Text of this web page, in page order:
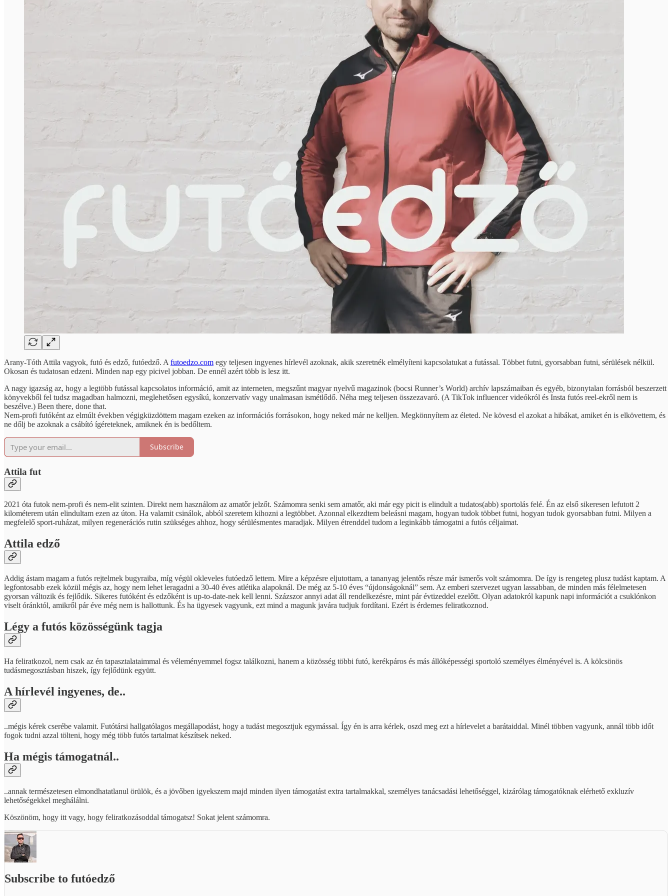
Arany-Tóth Attila vagyok, futó és edző, futóedző. A futoedzo.com egy teljesen ingyenes hírlevél azoknak, akik szeretnék elmélyíteni kapcsolatukat a futással. Többet futni, gyorsabban futni, sérülések nélkül.
Okosan és tudatosan edzeni. Minden nap egy picivel jobban. De ennél azért több is lesz itt.
A nagy igazság az, hogy a legtöbb futással kapcsolatos információ, amit az interneten, megszűnt magyar nyelvű magazinok (bocsi Runner’s World) archív lapszámaiban és egyéb, bizonytalan forrásból beszerzett
könyvekből fel tudsz magadban halmozni, meglehetősen egysíkú, konzervatív vagy unalmasan ismétlődő. Néha meg teljesen összezavaró. (A TikTok influencer videókról és Insta futós reel-ekről nem is
beszélve.) Been there, done that.
Nem-profi futóként az elmúlt években végigküzdöttem magam ezeken az információs forrásokon, hogy neked már ne kelljen. Megkönnyítem az életed. Ne kövesd el azokat a hibákat, amiket én is elkövettem, és
ne dőlj be azoknak a csábító ígéreteknek, amiknek én is bedőltem.
Subscribe
Attila fut
2021 óta futok nem-profi és nem-elit szinten. Direkt nem használom az amatőr jelzőt. Számomra senki sem amatőr, aki már egy picit is elindult a tudatos(abb) sportolás felé. Én az első sikeresen lefutott 2
kilométerem után elindultam ezen az úton. Ha valamit csinálok, abból szeretem kihozni a legtöbbet. Azonnal elkezdtem beleásni magam, hogyan tudok többet futni, hogyan tudok gyorsabban futni. Milyen a
megfelelő sport-ruházat, milyen regenerációs rutin szükséges ahhoz, hogy sérülésmentes maradjak. Milyen étrenddel tudom a leginkább támogatni a futós céljaimat.
Attila edző
Addig ástam magam a futós rejtelmek bugyraiba, míg végül okleveles futóedző lettem. Mire a képzésre eljutottam, a tananyag jelentős része már ismerős volt számomra. De így is rengeteg plusz tudást kaptam. A
legfontosabb ezek közül mégis az, hogy nem lehet leragadni a 30-40 éves atlétika alapoknál. De még az 5-10 éves “újdonságoknál” sem. Az emberi szervezet ugyan lassabban, de minden más félelmetesen
gyorsan változik és fejlődik. Sikeres futóként és edzőként is up-to-date-nek kell lenni. Százszor annyi adat áll rendelkezésre, mint pár évtizeddel ezelőtt. Olyan adatokról kapunk napi információt a csuklónkon
viselt óránktól, amikről pár éve még nem is hallottunk. És ha ügyesek vagyunk, ezt mind a magunk javára tudjuk fordítani. Ezért is érdemes feliratkoznod.
Légy a futós közösségünk tagja
Ha feliratkozol, nem csak az én tapasztalataimmal és véleményemmel fogsz találkozni, hanem a közösség többi futó, kerékpáros és más állóképességi sportoló személyes élményével is. A kölcsönös
tudásmegosztásban hiszek, így fejlődünk együtt.
A hírlevél ingyenes, de..
..mégis kérek cserébe valamit. Futótársi hallgatólagos megállapodást, hogy a tudást megosztjuk egymással. Így én is arra kérlek, oszd meg ezt a hírlevelet a barátaiddal. Minél többen vagyunk, annál több időt
fogok tudni azzal tölteni, hogy még több futós tartalmat készítsek neked.
Ha mégis támogatnál..
..annak természetesen elmondhatatlanul örülök, és a jövőben igyekszem majd minden ilyen támogatást extra tartalmakkal, személyes tanácsadási lehetőséggel, kizárólag támogatóknak elérhető exkluzív
lehetőségekkel meghálálni.
Köszönöm, hogy itt vagy, hogy feliratkozásoddal támogatsz! Sokat jelent számomra.
Subscribe to futóedző